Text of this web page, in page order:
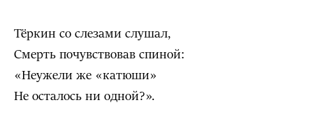
Тёркин со слезами слушал,
Смерть почувствовав спиной:
«Неужели же «катюши»
Не осталось ни одной?».